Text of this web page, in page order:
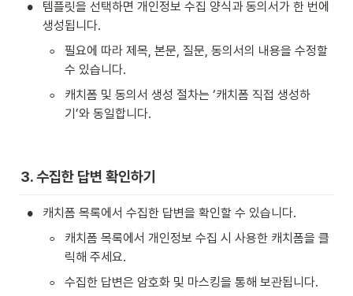
•
템플릿을 선택하면 개인정보 수집 양식과 동의서가 한 번에
생성됩니다.
◦
필요에 따라 제목, 본문, 질문, 동의서의 내용을 수정할
수 있습니다.
◦
캐치폼 및 동의서 생성 절차는 ‘캐치폼 직접 생성하
기’와 동일합니다.
3. 수집한 답변 확인하기
• 캐치폼 목록에서 수집한 답변을 확인할 수 있습니다.
◦
캐치폼 목록에서 개인정보 수집 시 사용한 캐치폼을 클
릭해 주세요.
◦ 수집한 답변은 암호화 및 마스킹을 통해 보관됩니다.